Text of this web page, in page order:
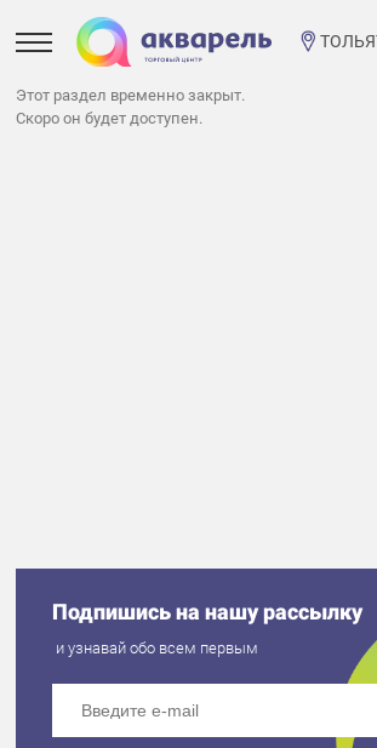
Этот раздел временно закрыт.
Скоро он будет доступен.
Подпишись на нашу рассылку
и узнавай обо всем первым